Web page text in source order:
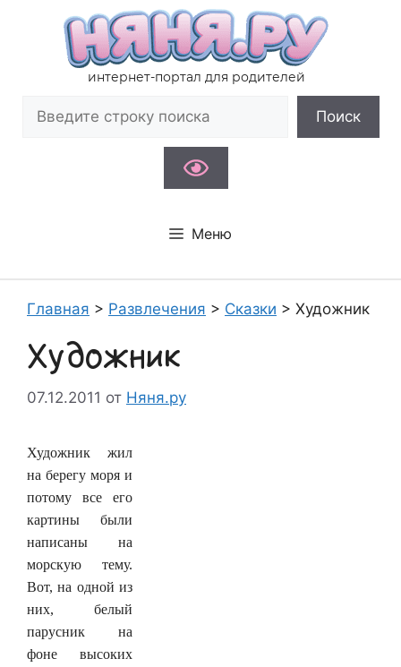
содержимому
интернет-портал для родителей
Поиск
Меню
Главная > Развлечения > Сказки > Художник
Художник
07.12.2011 от Няня.ру
Художник жил
на берегу моря и
потому все его
картины были
написаны на
морскую тему.
Вот, на одной из
них, белый
парусник на
фоне высоких